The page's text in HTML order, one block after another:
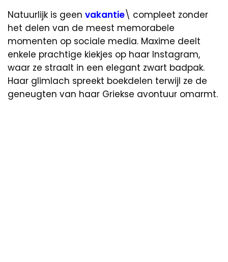
Natuurlijk is geen vakantie\ compleet zonder
het delen van de meest memorabele
momenten op sociale media. Maxime deelt
enkele prachtige kiekjes op haar Instagram,
waar ze straalt in een elegant zwart badpak.
Haar glimlach spreekt boekdelen terwijl ze de
geneugten van haar Griekse avontuur omarmt.